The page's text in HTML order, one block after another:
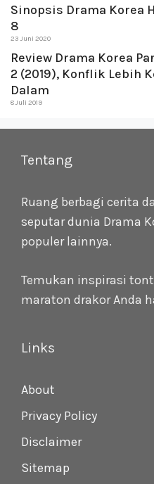
Sinopsis Drama Korea
8
23 Juni 2020
Review Drama Korea
2 (2019), Konflik Lebih
Dalam
8 Juli 2019
Tentang
Ruang berbagi cerita
seputar dunia Drama
populer lainnya.
Temukan inspirasi
maraton drakor Anda
Links
About
Privacy Policy
Disclaimer
Sitemap